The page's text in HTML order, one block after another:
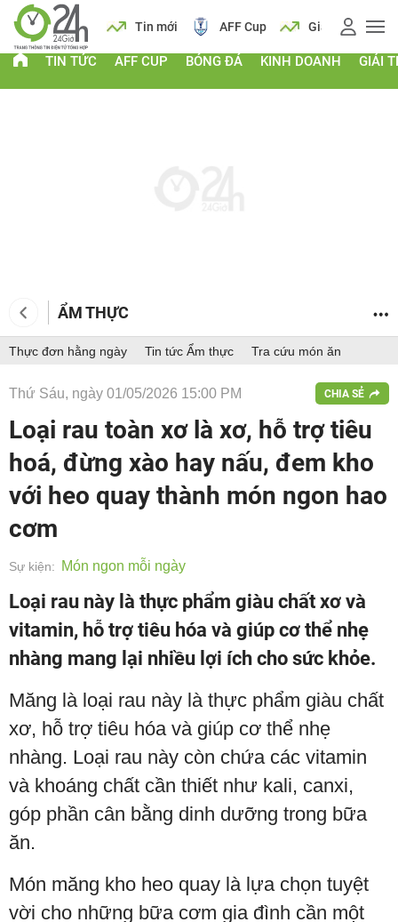
Lịch Tin mới AFF Cup Giá vàng
TIN TỨC AFF CUP BÓNG ĐÁ KINH DOANH GIẢI
ẨM THỰC
Thực đơn hằng ngày Tin tức Ẩm thực Tra cứu món ăn
Thứ Sáu, ngày 01/05/2026 15:00 PM CHIA SẺ
Loại rau toàn xơ là xơ, hỗ trợ tiêu
hoá, đừng xào hay nấu, đem kho
với heo quay thành món ngon hao
cơm
Sự kiện: Món ngon mỗi ngày
Loại rau này là thực phẩm giàu chất xơ và
vitamin, hỗ trợ tiêu hóa và giúp cơ thể nhẹ
nhàng mang lại nhiều lợi ích cho sức khỏe.
Măng là loại rau này là thực phẩm giàu chất
xơ, hỗ trợ tiêu hóa và giúp cơ thể nhẹ
nhàng. Loại rau này còn chứa các vitamin
và khoáng chất cần thiết như kali, canxi,
góp phần cân bằng dinh dưỡng trong bữa
ăn.
Món măng kho heo quay là lựa chọn tuyệt
vời cho những bữa cơm gia đình cần một